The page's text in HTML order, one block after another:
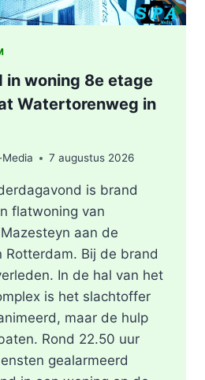
in woning 8e etage
Watertorenweg in
7 augustus 2026
is brand
flatwoning van
aan de
Rotterdam. Bij de brand
In de hal van het
is het slachtoffer
maar de hulp
Rond 22.50 uur
gealarmeerd